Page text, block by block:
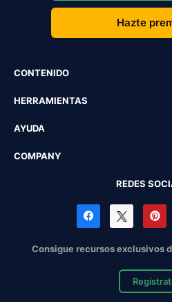
Hazte
CONTENIDO
HERRAMIENTAS
AYUDA
COMPANY
REDES
Consigue recursos exclusivos